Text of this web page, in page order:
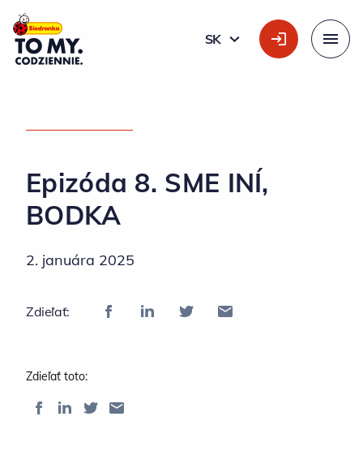
Hlavné logo
SK
SLOVÁK
Epizóda 8. SME INÍ,
BODKA
2. januára 2025
Zdieľať:
Zdieľať toto: